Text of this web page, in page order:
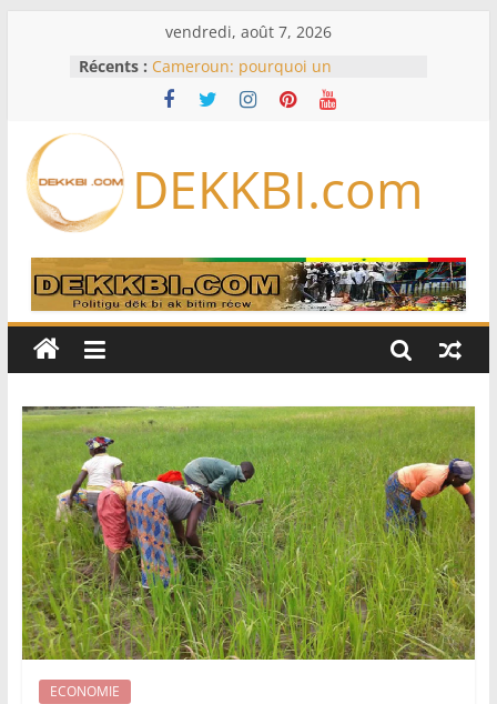
vendredi, août 7, 2026
Récents : Cameroun: pourquoi un
remaniement au sommet de
l’armée alors que Paul Biya est hors
logiciels écrits par l’IA, dominé par
Anthropic et OpenAI
Disney s’associe à TikTok pour tirer
davantage profit de ses univers
légendaires
France – Algérie: l’affaire Mehdi
policière contre le narcotrafic
DEKKBI.com
ECONOMIE